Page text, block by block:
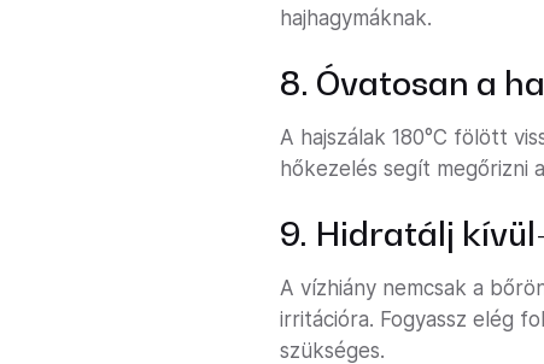
hajhagymáknak.
8. Óvatosan a
A hajszálak 180°C fölött
hőkezelés segít megőrizni
9. Hidratálj
A vízhiány nemcsak a
irritációra. Fogyassz elég
szükséges.